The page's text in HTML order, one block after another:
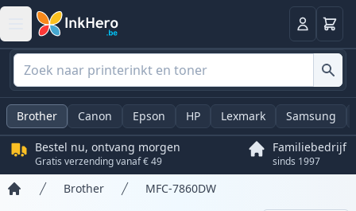
Log in
Brother Canon Epson HP Lexmark Samsung
Bestel nu, ontvang morgen
Gratis verzending vanaf € 49
Familiebedrijf
sinds 1997
Brother MFC-7860DW